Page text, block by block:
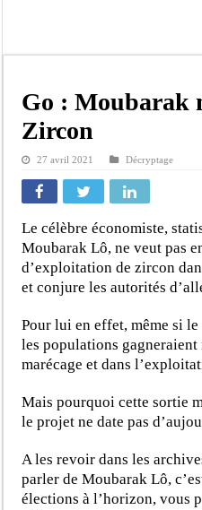
Assemblée nationale : une session
Don de sang : Pastef lance un appel
Hajj 2027 : le RENOPHUS lance
Kamb, l’Inspecteur de la jeunesse et
Go : Moubarak
Zircon
27 avril 2021 Décryptage
Le célèbre économiste,
Moubarak Lô, ne veut pas
d’exploitation de zircon
et conjure les autorités
Pour lui en effet, même si
les populations
marécage et dans
Mais pourquoi cette sortie
le projet ne date pas
A les revoir dans les
parler de Moubarak Lô,
élections à l’horizon, vous